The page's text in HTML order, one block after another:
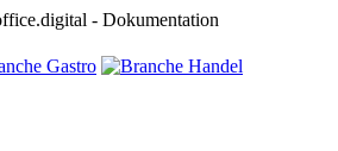
- Dokumentation